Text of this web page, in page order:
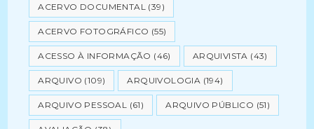
ACERVO DOCUMENTAL (39)
ACERVO FOTOGRÁFICO (55)
ACESSO À INFORMAÇÃO (46) ARQUIVISTA (43)
ARQUIVO (109) ARQUIVOLOGIA (194)
ARQUIVO PESSOAL (61) ARQUIVO PÚBLICO (51)